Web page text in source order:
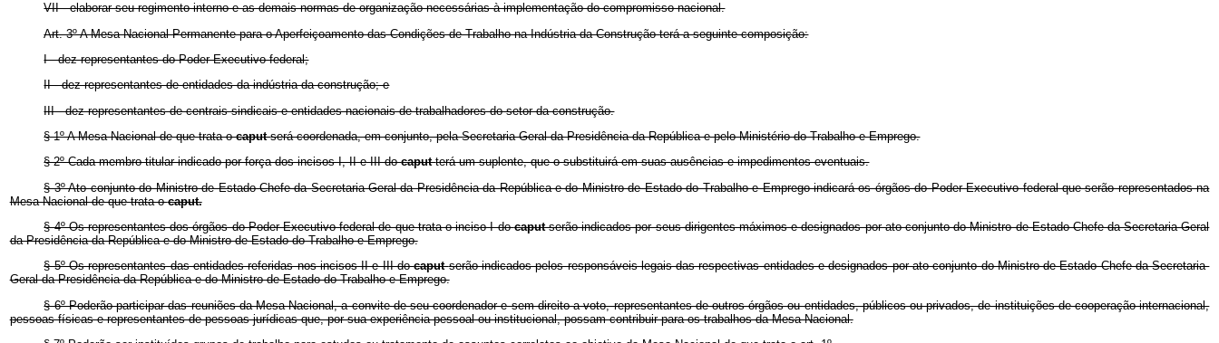
VII - elaborar seu regimento interno e as demais normas de organização necessárias à implementação do compromisso nacional.
Art. 3º A Mesa Nacional Permanente para o Aperfeiçoamento das Condições de Trabalho na Indústria da Construção terá a seguinte composição:
I - dez representantes do Poder Executivo federal;
II - dez representantes de entidades da indústria da construção; e
III - dez representantes de centrais sindicais e entidades nacionais de trabalhadores do setor da construção.
§ 1º A Mesa Nacional de que trata ocaputserá coordenada, em conjunto, pela Secretaria-Geral da Presidência da República e pelo Ministério do Trabalho e Emprego.
§ 2º Cada membro titular indicado por força dos incisos I, II e III docaputterá um suplente, que o substituirá em suas ausências e impedimentos eventuais.
§ 3º Ato conjunto do Ministro de Estado Chefe da Secretaria-Geral da Presidência da República e do Ministro de Estado do Trabalho e Emprego indicará os órgãos do Poder Executivo federal que serão representados na
Mesa Nacional de que trata ocaput.
§ 4º Os representantes dos órgãos do Poder Executivo federal de que trata o inciso I docaputserão indicados por seus dirigentes máximos e designados por ato conjunto do Ministro de Estado Chefe da Secretaria-Geral
da Presidência da República e do Ministro de Estado do Trabalho e Emprego.
§ 5º Os representantes das entidades referidas nos incisos II e III docaputserão indicados pelos responsáveis legais das respectivas entidades e designados por ato conjunto do Ministro de Estado Chefe da Secretaria-
Geral da Presidência da República e do Ministro de Estado do Trabalho e Emprego.
§ 6º Poderão participar das reuniões da Mesa Nacional, a convite de seu coordenador e sem direito a voto, representantes de outros órgãos ou entidades, públicos ou privados, de instituições de cooperação internacional,
pessoas físicas e representantes de pessoas jurídicas que, por sua experiência pessoal ou institucional, possam contribuir para os trabalhos da Mesa Nacional.